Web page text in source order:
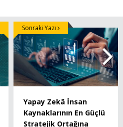
Yapay Zekâ İnsan
Kaynaklarının En Güçlü
Stratejik Ortağına
Sonraki Yazı